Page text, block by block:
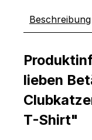
Beschreibung
lieben
T-Shirt"